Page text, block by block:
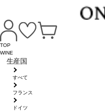
TOP
WINE
生産国
すべて
フランス
ドイツ